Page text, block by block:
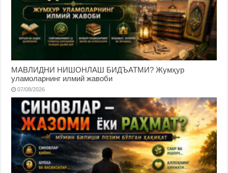
МАВЛИДНИ НИШОНЛАШ БИДЪАТМИ? Жумҳур
уламоларнинг илмий жавоби
07/08/2026